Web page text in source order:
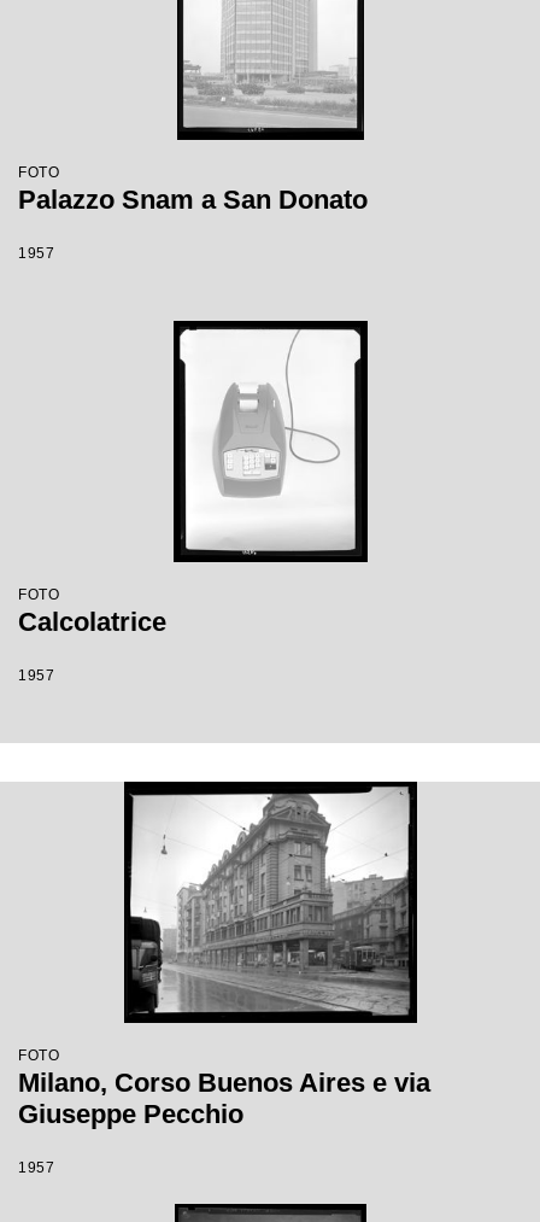
FOTO
Palazzo Snam a San Donato
1957
FOTO
Calcolatrice
1957
FOTO
Milano, Corso Buenos Aires e via
Giuseppe Pecchio
1957